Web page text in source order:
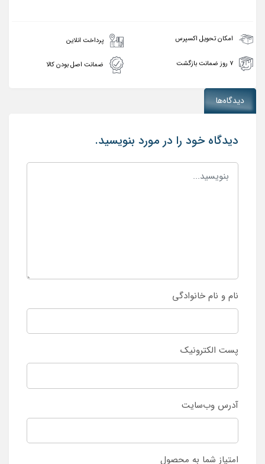
امکان تحویل اکسپرس پرداخت انلاین
۷ روز ضمانت بازگشت ضمانت اصل بودن کالا
دیدگاه‌ها
دیدگاه خود را در مورد بنویسید.
نام و نام خانوادگی
پست الکترونیک
آدرس وب‌سایت
امتیاز شما به محصول